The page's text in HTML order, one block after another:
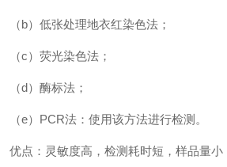
（b）低张处理地衣红染色法；
（c）荧光染色法；
（d）酶标法；
（e）PCR法：使用该方法进行检测。
优点：灵敏度高，检测耗时短，样品量小